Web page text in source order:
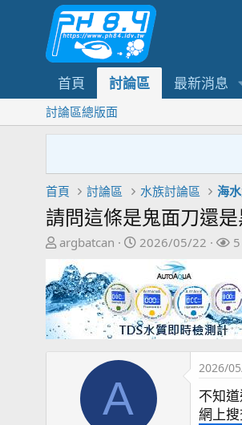
首頁 討論區 最新消息
討論區總版面
首頁 討論區 水族討論區 海
請問這條是鬼面刀還
主
發
起
人
argbatcan
開
期
2026/05/22
關
5
A
2026/
不知
網上